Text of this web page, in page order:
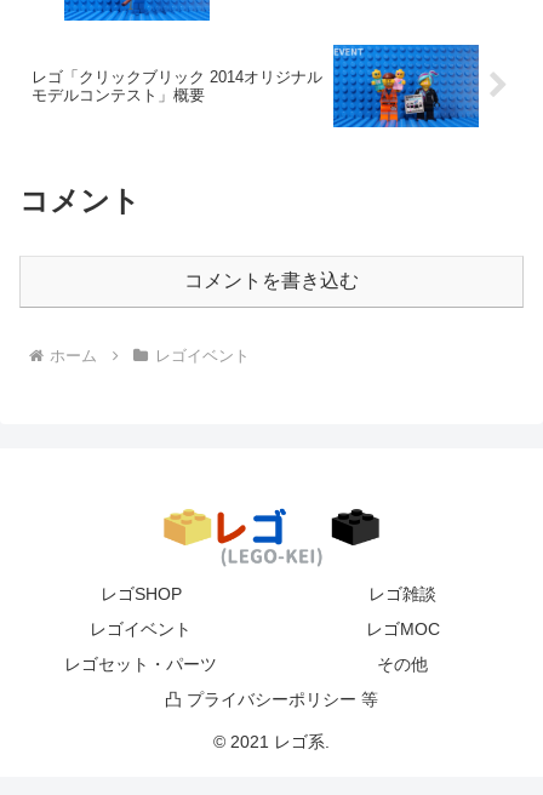
レゴ「クリックブリック 2014オリジナル
モデルコンテスト」概要
コメント
コメントを書き込む
ホーム レゴイベント
レゴSHOP
レゴ雑談
レゴイベント
レゴMOC
レゴセット・パーツ
その他
凸 プライバシーポリシー 等
© 2021 レゴ系.